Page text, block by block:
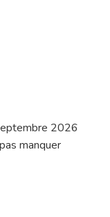
2026
manquer